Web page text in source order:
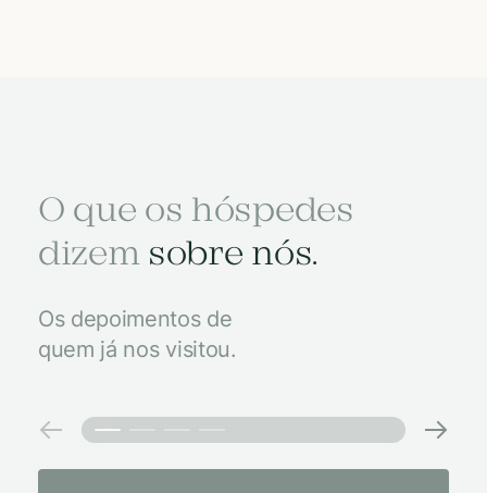
O que os hóspedes
dizem sobre nós.
Os depoimentos de
quem já nos visitou.